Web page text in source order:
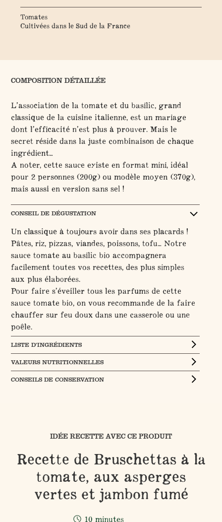
Tomates
Cultivées dans le Sud de la France
COMPOSITION DÉTAILLÉE
L’association de la tomate et du basilic, grand
classique de la cuisine italienne, est un mariage
dont l’efficacité n’est plus à prouver. Mais le
secret réside dans la juste combinaison de chaque
ingrédient…
A noter, cette sauce existe en format mini, idéal
pour 2 personnes (200g) ou modèle moyen (370g),
mais aussi en version sans sel !
CONSEIL DE DÉGUSTATION
Un classique à toujours avoir dans ses placards !
Pâtes, riz, pizzas, viandes, poissons, tofu… Notre
sauce tomate au basilic bio accompagnera
facilement toutes vos recettes, des plus simples
aux plus élaborées.
Pour faire s’éveiller tous les parfums de cette
sauce tomate bio, on vous recommande de la faire
chauffer sur feu doux dans une casserole ou une
poêle.
LISTE D’INGRÉDIENTS
VALEURS NUTRITIONNELLES
CONSEILS DE CONSERVATION
IDÉE RECETTE AVEC CE PRODUIT
Recette de Bruschettas à la
tomate, aux asperges
vertes et jambon fumé
10 minutes